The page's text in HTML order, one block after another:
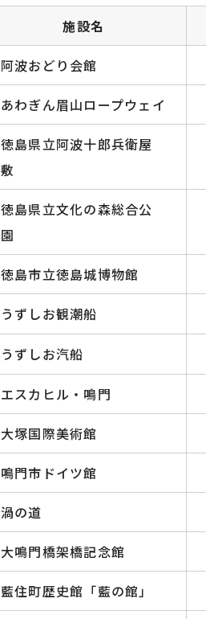
施設名
阿波おどり会館
あわぎん眉山ロープウェイ
徳島県立阿波十郎兵衛屋
敷
徳島県立文化の森総合公
園
徳島市立徳島城博物館
うずしお観潮船
うずしお汽船
エスカヒル・鳴門
大塚国際美術館
鳴門市ドイツ館
渦の道
大鳴門橋架橋記念館
藍住町歴史館「藍の館」